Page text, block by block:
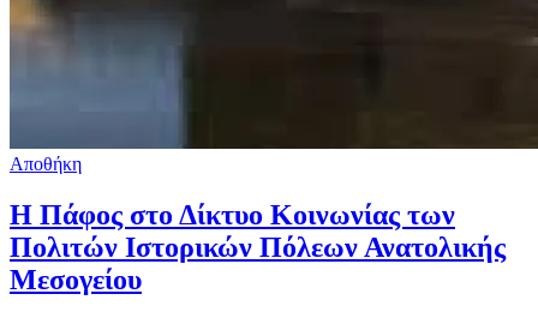
Αποθήκη
Η Πάφος στο Δίκτυο Κοινωνίας των
Πολιτών Ιστορικών Πόλεων Ανατολικής
Μεσογείου